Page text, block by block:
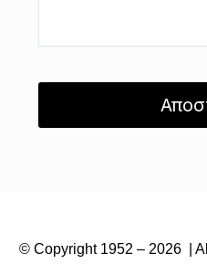
© Copyright 1952 – 2026 |